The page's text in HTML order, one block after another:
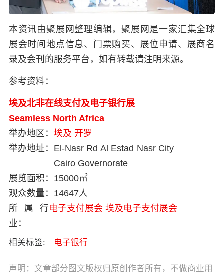
本资讯由聚展网整理编辑，聚展网是一家汇集全球
展会时间地点信息、门票购买、展位申请、展商名
录及会刊的服务平台，如有转载请注明来源。
参考资料：
埃及北非在线支付及电子银行展
Seamless North Africa
举办地区： 埃及 开罗
举办地址： El-Nasr Rd Al Estad Nasr City
Cairo Governorate
展览面积： 15000㎡
观众数量： 14647人
所属行
业：
电子支付展会 埃及电子支付展会
相关标签: 电子银行
声明：文章部分图文版权归原创作者所有，不做商业用